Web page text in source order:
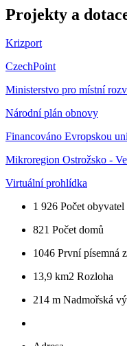
Projekty a
Krizport
CzechPoint
Ministerstvo pro místní
Národní plán obnovy
Financováno Evropskou
Mikroregion Ostrožsko -
Virtuální prohlídka
1 926 Počet obyvatel
821 Počet domů
1046 První písemná
13,9 km2 Rozloha
214 m Nadmořská